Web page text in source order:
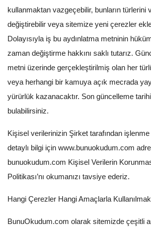
Mizah
Mitoloji Efsane
Diğer
Kitaplığım
Destek Merkezi
Blog
kullanmaktan vazgeçebilir, bunların türlerini
değiştirebilir veya sitemize yeni çerezler
Dolayısıyla iş bu aydınlatma metninin
zaman değiştirme hakkını saklı tutarız.
metni üzerinde gerçekleştirilmiş olan her
veya herhangi bir kamuya açık mecrada
yürürlük kazanacaktır. Son güncelleme
bulabilirsiniz.
Kişisel verilerinizin Şirket tarafından
detaylı bilgi için www.bunuokudum.com
bunuokudum.com Kişisel Verilerin
Politikası’nı okumanızı tavsiye ederiz.
Hangi Çerezler Hangi Amaçlarla
BunuOkudum.com olarak sitemizde çeşitli